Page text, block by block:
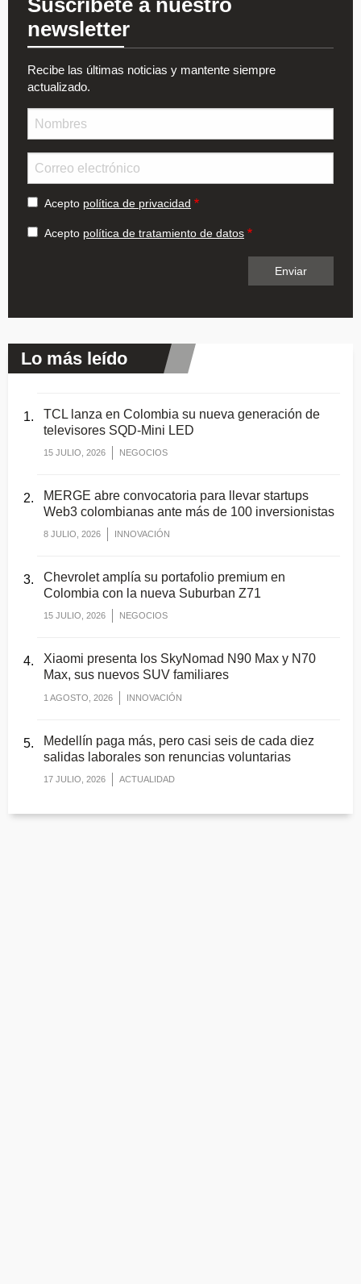
Suscríbete a nuestro
newsletter
Recibe las últimas noticias y mantente siempre
actualizado.
Acepto política de privacidad
Acepto política de tratamiento de datos
Lo más leído
TCL lanza en Colombia su nueva generación de
televisores SQD-Mini LED
15 JULIO, 2026 NEGOCIOS
MERGE abre convocatoria para llevar startups
Web3 colombianas ante más de 100 inversionistas
8 JULIO, 2026 INNOVACIÓN
Chevrolet amplía su portafolio premium en
Colombia con la nueva Suburban Z71
15 JULIO, 2026 NEGOCIOS
Xiaomi presenta los SkyNomad N90 Max y N70
Max, sus nuevos SUV familiares
1 AGOSTO, 2026 INNOVACIÓN
Medellín paga más, pero casi seis de cada diez
salidas laborales son renuncias voluntarias
17 JULIO, 2026 ACTUALIDAD